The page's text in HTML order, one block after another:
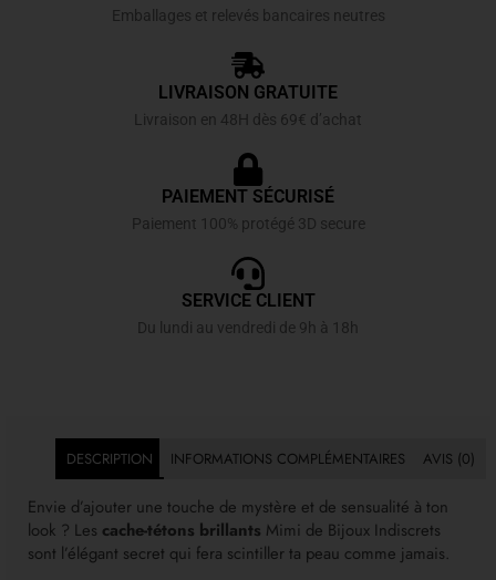
Emballages et relevés bancaires neutres
LIVRAISON GRATUITE
Livraison en 48H dès 69€ d’achat
PAIEMENT SÉCURISÉ
Paiement 100% protégé 3D secure
SERVICE CLIENT
Du lundi au vendredi de 9h à 18h
DESCRIPTION INFORMATIONS COMPLÉMENTAIRES AVIS (0)
Envie d’ajouter une touche de mystère et de sensualité à ton
look ? Les cache-tétons brillants Mimi de Bijoux Indiscrets
sont l’élégant secret qui fera scintiller ta peau comme jamais.